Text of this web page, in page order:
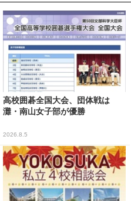
高校囲碁全国大会、団体戦は
灘・南山女子部が優勝
2026.8.5